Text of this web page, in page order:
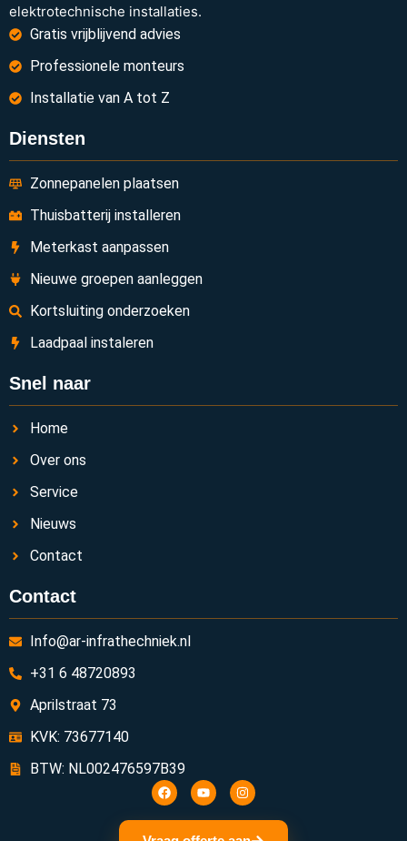
elektrotechnische installaties.
Gratis vrijblijvend advies
Professionele monteurs
Installatie van A tot Z
Diensten
Zonnepanelen plaatsen
Thuisbatterij installeren
Meterkast aanpassen
Nieuwe groepen aanleggen
Kortsluiting onderzoeken
Laadpaal instaleren
Snel naar
Home
Over ons
Service
Nieuws
Contact
Contact
Info@ar-infrathechniek.nl
+31 6 48720893
Aprilstraat 73
KVK: 73677140
BTW: NL002476597B39